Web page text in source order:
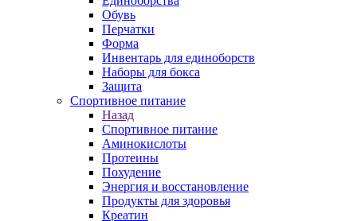
Обувь
Перчатки
Форма
Инвентарь для единоборств
Наборы для бокса
Защита
Спортивное питание
Назад
Спортивное питание
Аминокислоты
Протеины
Похудение
Энергия и восстановление
Продукты для здоровья
Креатин